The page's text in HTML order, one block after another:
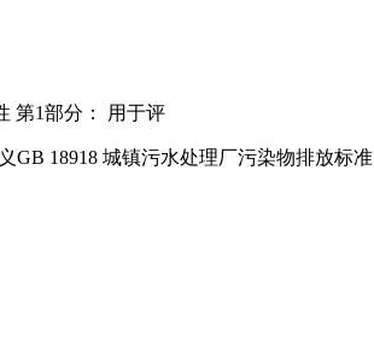
第1部分： 用于评
GB 18918 城镇污水处理厂污染物排放标准